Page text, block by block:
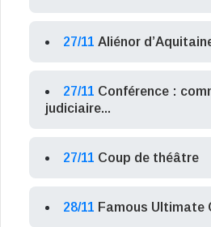
27/11 Aliénor
27/11 Conférence :
judiciaire...
27/11 Coup de théâtre
28/11 Famous Ultimate